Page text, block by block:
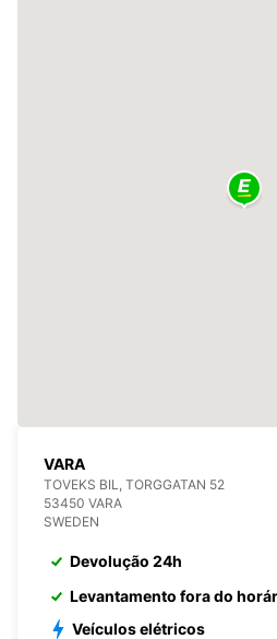
VARA
TOVEKS BIL, TORGGATAN 52
53450 VARA
SWEDEN
Devolução 24h
Levantamento fora do
Veículos elétricos